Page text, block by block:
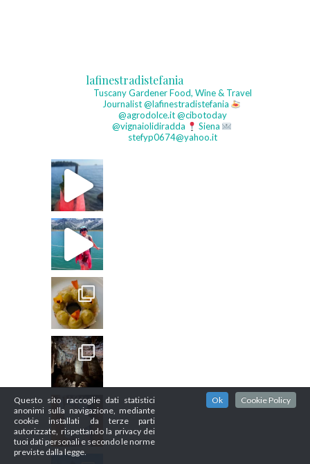
lafinestradistefania
Tuscany GardenerFood, Wine & Travel
Journalist@lafinestradistefania
@agrodolce.it @cibotoday
@vignaiolidiradda
Siena
stefyp0674@yahoo.it
Questo sito raccoglie dati statistici
anonimi sulla navigazione, mediante
cookie installati da terze parti
autorizzate, rispettando la privacy dei
tuoi dati personali e secondo le norme
previste dalla legge.
Ok Cookie Policy